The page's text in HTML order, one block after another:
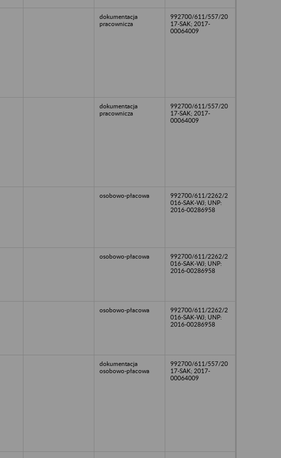
dokumentacja
pracownicza
992700/611/557/20
17-SAK; 2017-
00064009
dokumentacja
pracownicza
992700/611/557/20
17-SAK; 2017-
00064009
osobowo-płacowa
992700/611/2262/2
016-SAK-WJ; UNP:
2016-00286958
osobowo-płacowa
992700/611/2262/2
016-SAK-WJ; UNP:
2016-00286958
osobowo-płacowa
992700/611/2262/2
016-SAK-WJ; UNP:
2016-00286958
dokumentacja
osobowo-płacowa
992700/611/557/20
17-SAK; 2017-
00064009